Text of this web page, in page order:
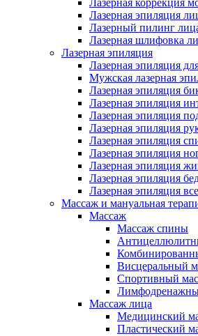
Лазерная коррекция
Лазерная эпиляция
Лазерный пилинг
Лазерная шлифовка
Лазерная эпиляция
Лазерная эпиляция
Мужская лазерная
Лазерная эпиляция
Лазерная эпиляция
Лазерная эпиляция
Лазерная эпиляция
Лазерная эпиляция
Лазерная эпиляция
Лазерная эпиляция
Лазерная эпиляция
Лазерная эпиляция
Массаж и мануальная
Массаж
Массаж спины
Висцеральный
Спортивный
Массаж лица
Медицинский
Пластический